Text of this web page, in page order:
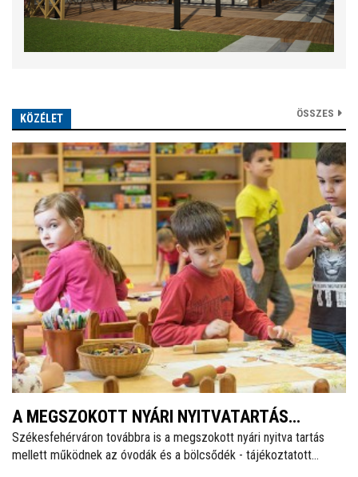
KÖZÉLET ÖSSZES
A MEGSZOKOTT NYÁRI NYITVATARTÁS
MELLETT MŰKÖDNEK A FEHÉRVÁRI ÓVODÁK
ÉS BÖLCSŐDÉK
Székesfehérváron továbbra is a megszokott nyári nyitva tartás
mellett működnek az óvodák és a bölcsődék - tájékoztatott